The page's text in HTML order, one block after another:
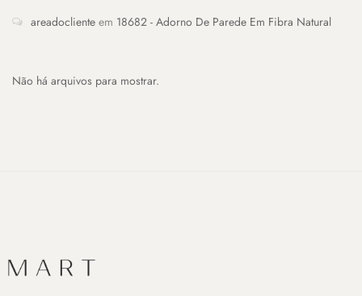
areadocliente em 18682 - Adorno De Parede Em Fibra Natural
Não há arquivos para mostrar.